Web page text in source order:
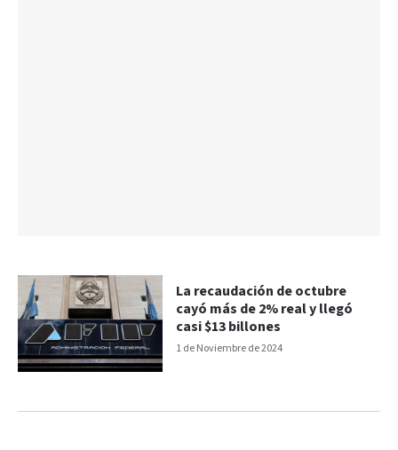
1 de Noviembre de 2024
La recaudación de octubre
cayó más de 2% real y llegó
casi $13 billones